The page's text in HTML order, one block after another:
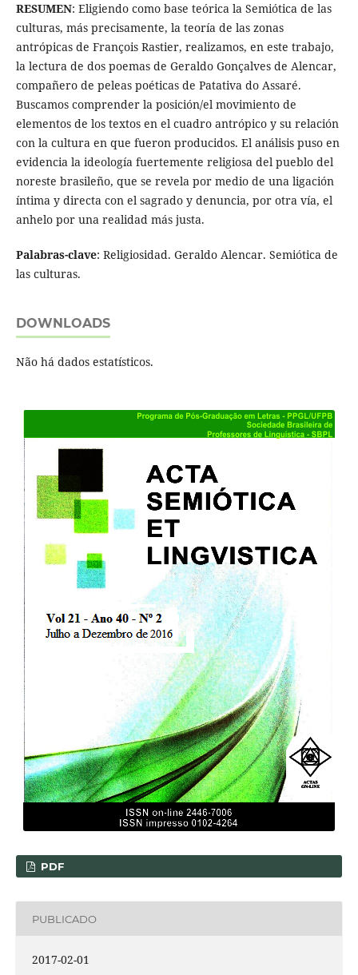
RESUMEN: Eligiendo como base teórica la Semiótica de las
culturas, más precisamente, la teoría de las zonas
antrópicas de François Rastier, realizamos, en este trabajo,
la lectura de dos poemas de Geraldo Gonçalves de Alencar,
compañero de peleas poéticas de Patativa do Assaré.
Buscamos comprender la posición/el movimiento de
elementos de los textos en el cuadro antrópico y su relación
con la cultura en que fueron producidos. El análisis puso en
evidencia la ideología fuertemente religiosa del pueblo del
noreste brasileño, que se revela por medio de una ligación
íntima y directa con el sagrado y denuncia, por otra vía, el
anhelo por una realidad más justa.
Palabras-clave: Religiosidad. Geraldo Alencar. Semiótica de
las culturas.
DOWNLOADS
Não há dados estatísticos.
PDF
PUBLICADO
2017-02-01